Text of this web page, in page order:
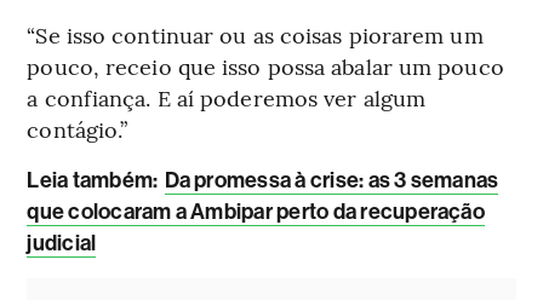
“Se isso continuar ou as coisas piorarem um
pouco, receio que isso possa abalar um pouco
a confiança. E aí poderemos ver algum
contágio.”
Leia também: Da promessa à crise: as 3 semanas
que colocaram a Ambipar perto da recuperação
judicial